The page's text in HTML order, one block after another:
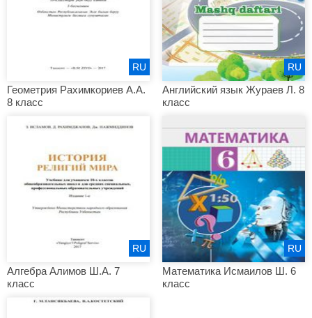
Геометрия Рахимкориев А.А.
8 класс
RU
Английский язык Жураев Л. 8
класс
RU
Алгебра Алимов Ш.А. 7
класс
RU
Математика Исмаилов Ш. 6
класс
RU